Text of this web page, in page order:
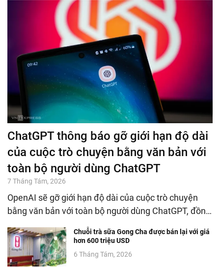
ChatGPT thông báo gỡ giới hạn độ dài
của cuộc trò chuyện bằng văn bản với
toàn bộ người dùng ChatGPT
7 Tháng Tám, 2026
OpenAI sẽ gỡ giới hạn độ dài của cuộc trò chuyện
bằng văn bản với toàn bộ người dùng ChatGPT, đồn…
Chuỗi trà sữa Gong Cha được bán lại với giá
hơn 600 triệu USD
6 Tháng Tám, 2026